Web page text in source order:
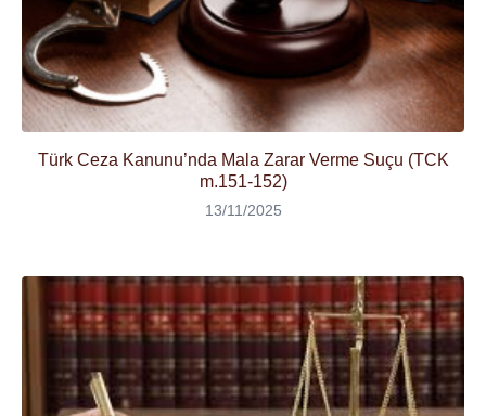
Türk Ceza Kanunu’nda Mala Zarar Verme Suçu (TCK
m.151-152)
13/11/2025